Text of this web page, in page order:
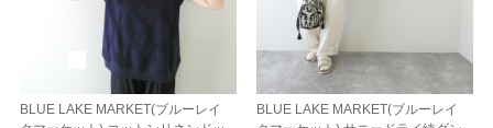
BLUE LAKE MARKET(ブルーレイ
BLUE LAKE MARKET(ブルーレイ